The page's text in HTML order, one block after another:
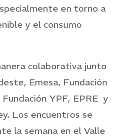
en torno a
y el consumo
colaborativa junto
Emesa, Fundación
Fundación YPF, EPRE y
Los encuentros se
la semana en el Valle